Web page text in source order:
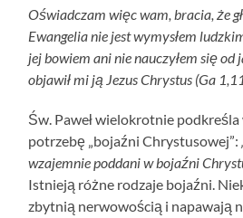
Oświadczam więc wam, bracia, że
Ewangelia nie jest wymysłem
jej bowiem ani nie nauczyłem się od
objawił mi ją Jezus Chrystus (Ga
Św. Paweł wielokrotnie
potrzebę „bojaźni Chrystusowej”:
wzajemnie poddani w bojaźni
Istnieją różne rodzaje bojaźni.
zbytnią nerwowością i napawają